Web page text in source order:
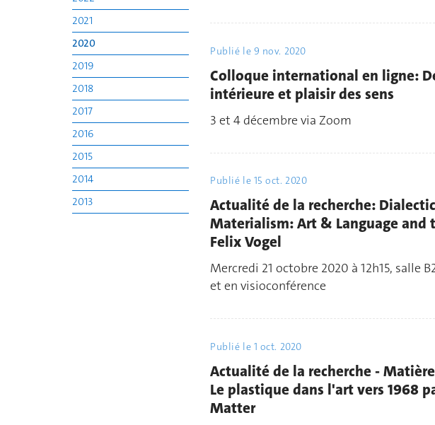
2021
2020
2019
2018
2017
2016
2015
2014
2013
Publié le 9 nov. 2020
Colloque international en ligne:
intérieure et plaisir des sens
3 et 4 décembre via Zoom
Publié le 15 oct. 2020
Actualité de la recherche:
Materialism: Art & Language and
Felix Vogel
Mercredi 21 octobre 2020 à 12h15, salle
et en visioconférence
Publié le 1 oct. 2020
Actualité de la recherche -
Le plastique dans l'art vers 1968
Matter